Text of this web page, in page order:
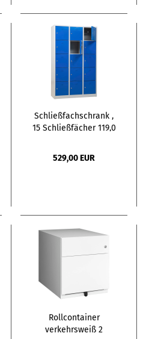
Schließfachschrank ,
15 Schließfächer 119,0
529,00 EUR
Rollcontainer
verkehrsweiß 2